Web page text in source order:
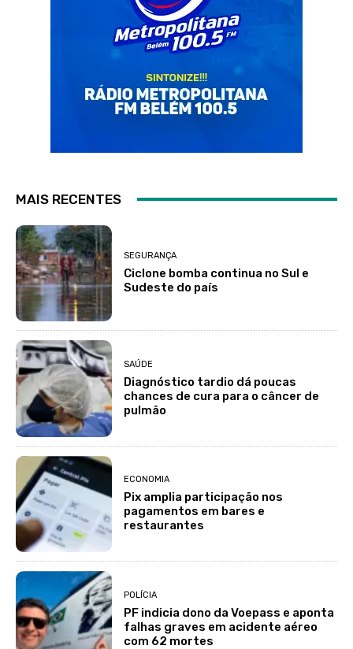
MAIS RECENTES
SEGURANÇA
Ciclone bomba continua no Sul e
Sudeste do país
SAÚDE
Diagnóstico tardio dá poucas
chances de cura para o câncer de
pulmão
ECONOMIA
Pix amplia participação nos
pagamentos em bares e
restaurantes
POLÍCIA
PF indicia dono da Voepass e aponta
falhas graves em acidente aéreo
com 62 mortes